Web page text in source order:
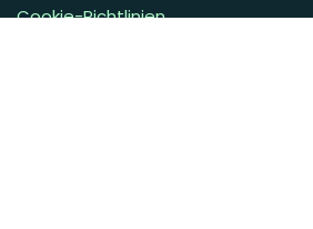
Cookie-Richtlinien